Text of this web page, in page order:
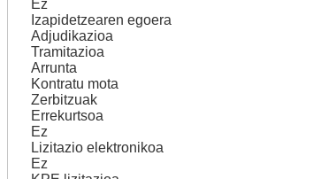
Ez
Izapidetzearen egoera
Adjudikazioa
Tramitazioa
Arrunta
Kontratu mota
Zerbitzuak
Errekurtsoa
Ez
Lizitazio elektronikoa
Ez